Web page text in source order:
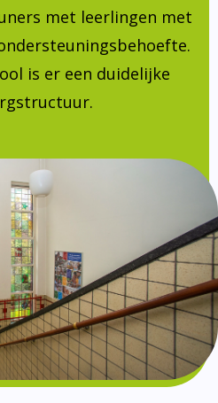
met leerlingen met
is er een duidelijke